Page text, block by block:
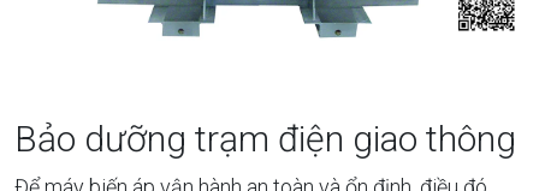
Bảo dưỡng trạm điện giao thông